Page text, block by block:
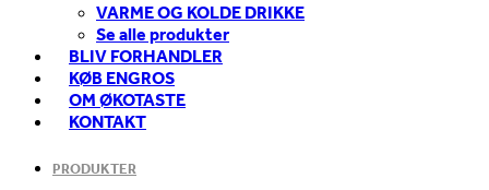
VARME OG KOLDE DRIKKE
Se alle produkter
BLIV FORHANDLER
KØB ENGROS
OM ØKOTASTE
KONTAKT
PRODUKTER